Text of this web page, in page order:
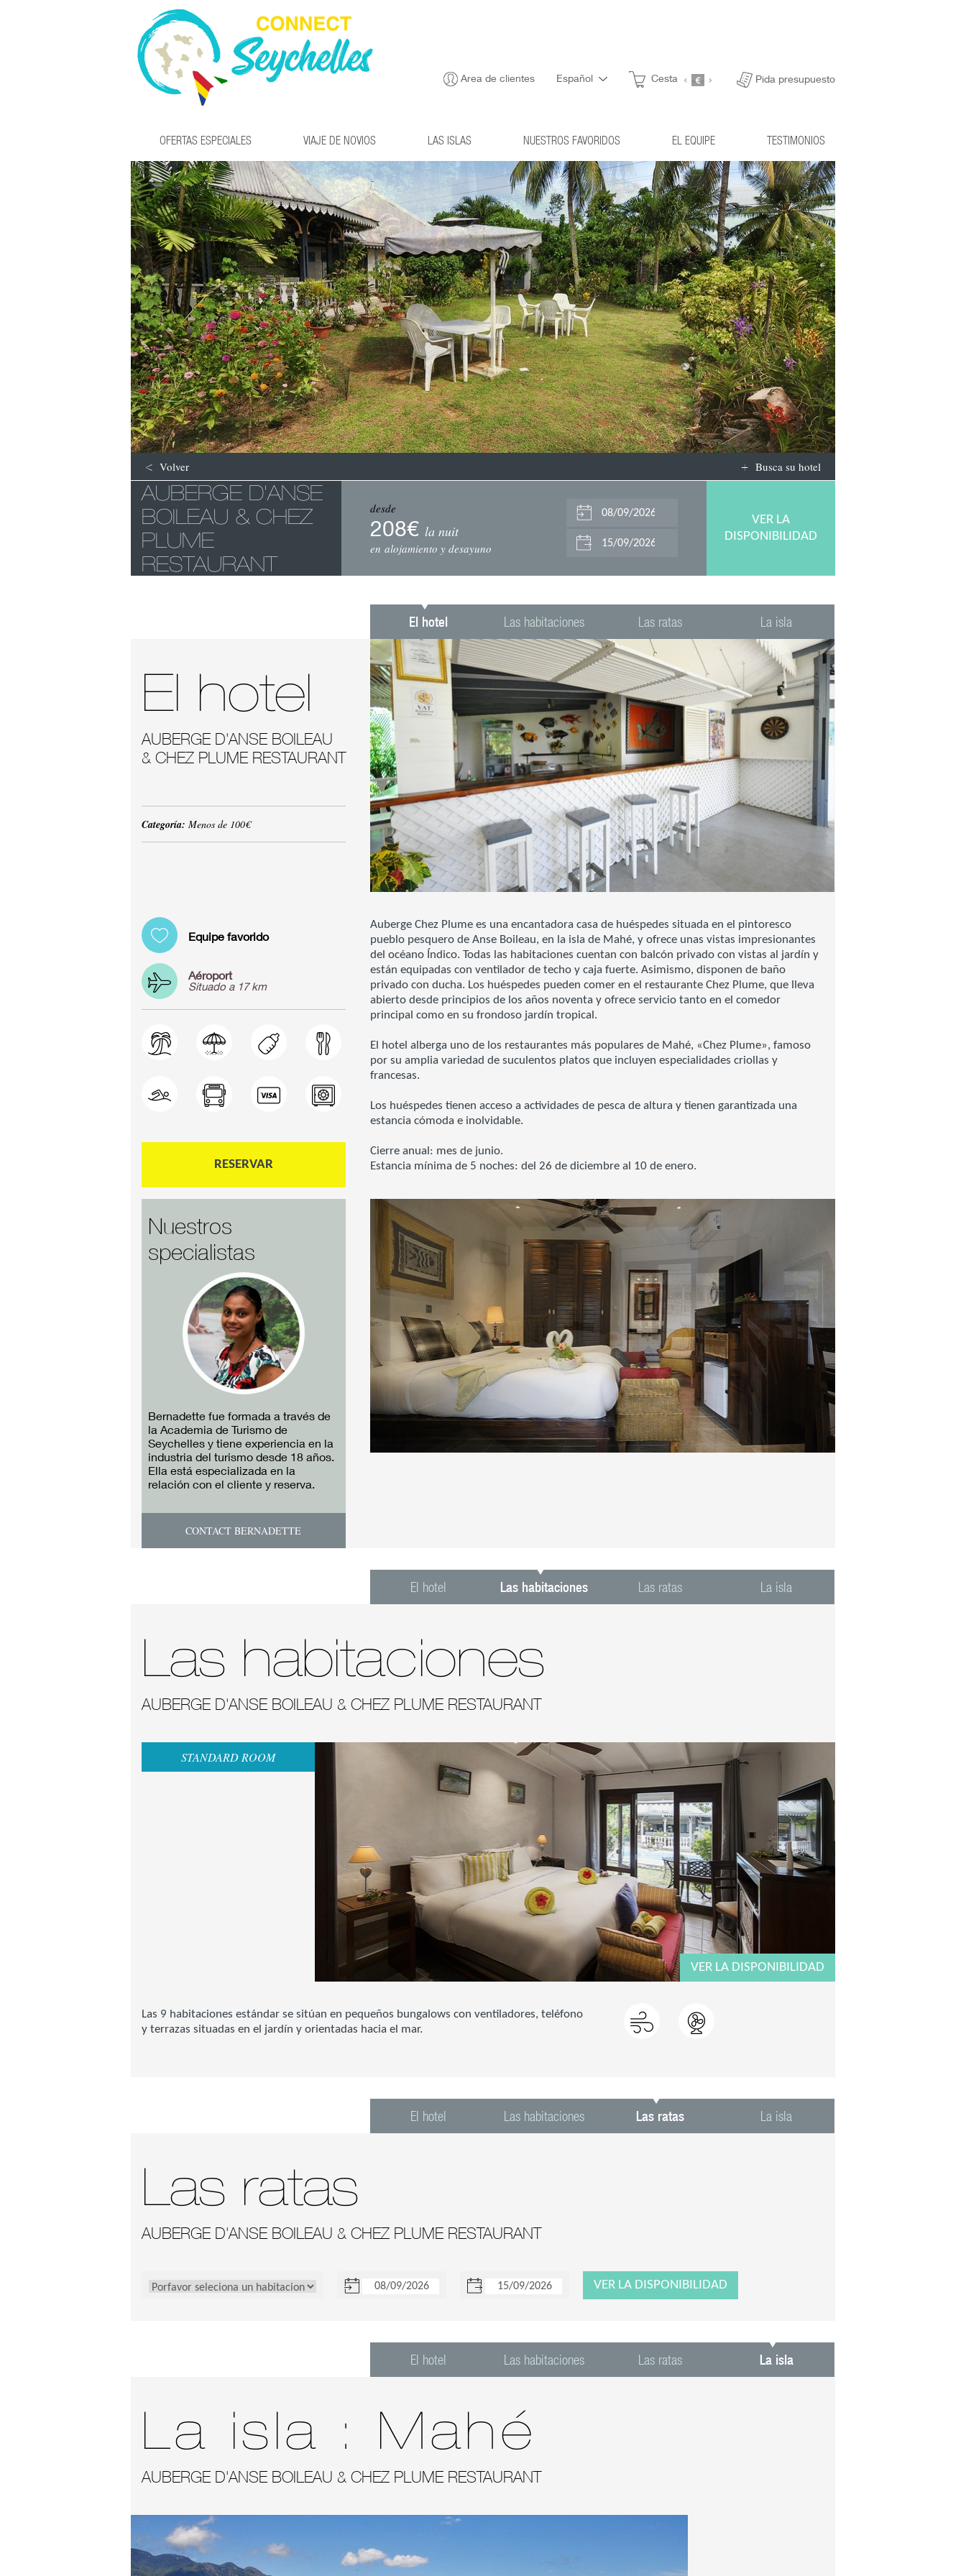
Area de clientes Español Cesta Pida presupuesto
OFERTAS ESPECIALES VIAJE DE NOVIOS LAS ISLAS NUESTROS FAVORIDOS EL EQUIPE TESTIMONIOS
Volver Busca su hotel
AUBERGE D'ANSE
BOILEAU & CHEZ
PLUME
RESTAURANT
desde
208€ la nuit
en alojamiento y desayuno
VER LA
DISPONIBILIDAD
El hotel Las habitaciones Las ratas La isla
El hotel
AUBERGE D'ANSE BOILEAU
& CHEZ PLUME RESTAURANT
Categoría: Menos de 100€
Equipe favorido
Aéroport
Situado a 17 km
RESERVAR
Nuestros
specialistas
Bernadette fue formada a través de
la Academia de Turismo de
Seychelles y tiene experiencia en la
industria del turismo desde 18 años.
Ella está especializada en la
relación con el cliente y reserva.
CONTACT BERNADETTE
Auberge Chez Plume es una encantadora casa de huéspedes situada en el pintoresco
pueblo pesquero de Anse Boileau, en la isla de Mahé, y ofrece unas vistas impresionantes
del océano Índico. Todas las habitaciones cuentan con balcón privado con vistas al jardín y
están equipadas con ventilador de techo y caja fuerte. Asimismo, disponen de baño
privado con ducha. Los huéspedes pueden comer en el restaurante Chez Plume, que lleva
abierto desde principios de los años noventa y ofrece servicio tanto en el comedor
principal como en su frondoso jardín tropical.
El hotel alberga uno de los restaurantes más populares de Mahé, «Chez Plume», famoso
por su amplia variedad de suculentos platos que incluyen especialidades criollas y
francesas.
Los huéspedes tienen acceso a actividades de pesca de altura y tienen garantizada una
estancia cómoda e inolvidable.
Cierre anual: mes de junio.
Estancia mínima de 5 noches: del 26 de diciembre al 10 de enero.
El hotel Las habitaciones Las ratas La isla
Las habitaciones
AUBERGE D'ANSE BOILEAU & CHEZ PLUME RESTAURANT
STANDARD ROOM
VER LA DISPONIBILIDAD
Las 9 habitaciones estándar se sitúan en pequeños bungalows con ventiladores, teléfono
y terrazas situadas en el jardín y orientadas hacia el mar.
El hotel Las habitaciones Las ratas La isla
Las ratas
AUBERGE D'ANSE BOILEAU & CHEZ PLUME RESTAURANT
El hotel Las habitaciones Las ratas La isla
La isla : Mahé
AUBERGE D'ANSE BOILEAU & CHEZ PLUME RESTAURANT